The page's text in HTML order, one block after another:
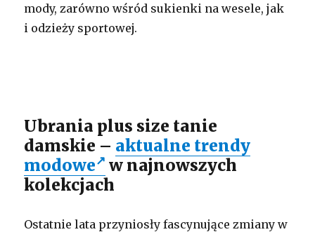
mody, zarówno wśród sukienki na wesele, jak
i odzieży sportowej.
Ubrania plus size tanie
damskie – aktualne trendy
modowe
w najnowszych
kolekcjach
Ostatnie lata przyniosły fascynujące zmiany w